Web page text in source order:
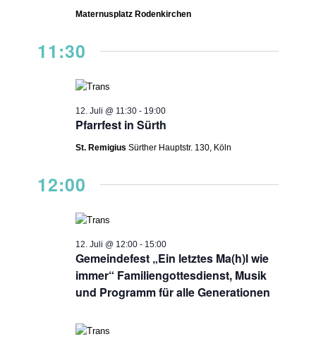
Maternusplatz Rodenkirchen
11:30
Pfarrfest in Sürth
12. Juli @ 11:30 - 19:00
St. RemigiusSürther Hauptstr. 130, Köln
12:00
Gemeindefest „Ein letztes Ma(h)l wie
immer“ Familiengottesdienst, Musik
und Programm für alle Generationen
12. Juli @ 12:00 - 15:00